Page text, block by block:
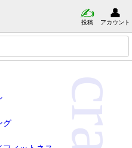
投稿 アカウント
グ